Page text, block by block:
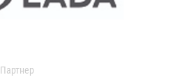
Партнер